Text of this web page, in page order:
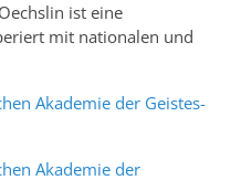
ist eine
mit nationalen und
Akademie der Geistes-
Akademie der